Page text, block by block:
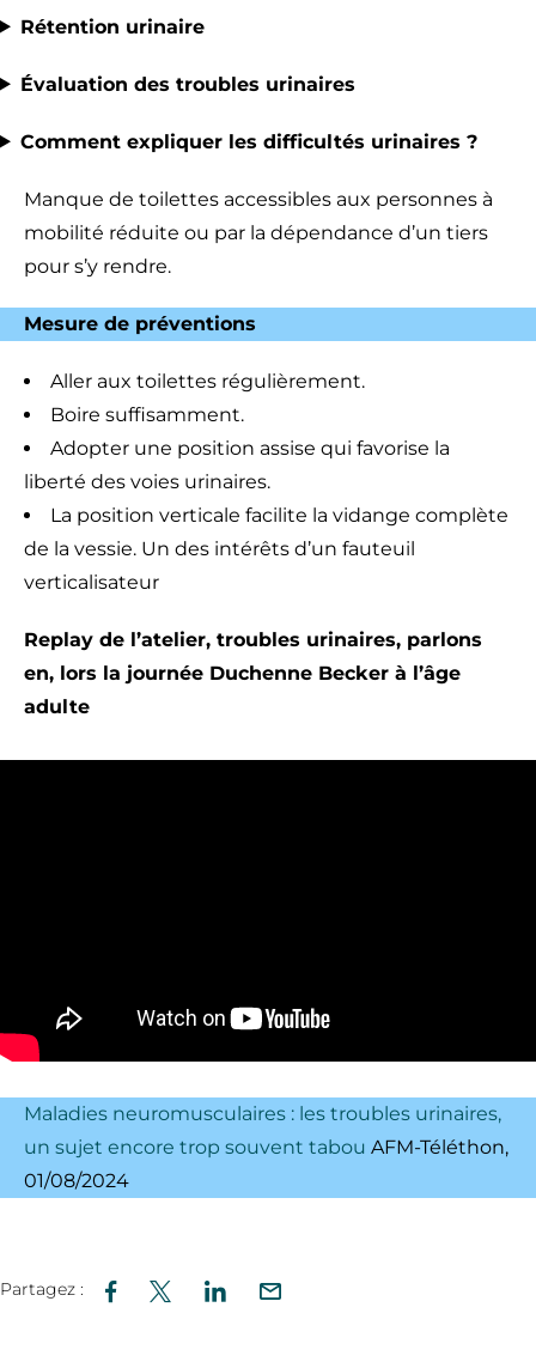
Rétention urinaire
Évaluation des troubles urinaires
Comment expliquer les difficultés urinaires ?
Manque de toilettes accessibles aux personnes à
mobilité réduite ou par la dépendance d’un tiers
pour s’y rendre.
Mesure de préventions
Aller aux toilettes régulièrement.
Boire suffisamment.
Adopter une position assise qui favorise la
liberté des voies urinaires.
La position verticale facilite la vidange complète
de la vessie. Un des intérêts d’un fauteuil
verticalisateur
Replay de l’atelier, troubles urinaires, parlons
en, lors la journée Duchenne Becker à l’âge
adulte
Maladies neuromusculaires : les troubles urinaires,
un sujet encore trop souvent tabou AFM-Téléthon,
01/08/2024
Partagez :